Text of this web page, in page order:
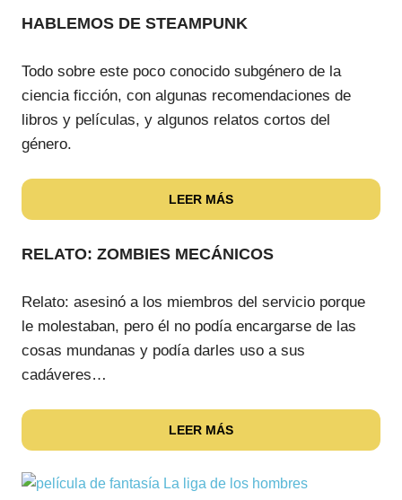
HABLEMOS DE STEAMPUNK
Todo sobre este poco conocido subgénero de la
ciencia ficción, con algunas recomendaciones de
libros y películas, y algunos relatos cortos del
género.
LEER MÁS
RELATO: ZOMBIES MECÁNICOS
Relato: asesinó a los miembros del servicio porque
le molestaban, pero él no podía encargarse de las
cosas mundanas y podía darles uso a sus
cadáveres…
LEER MÁS